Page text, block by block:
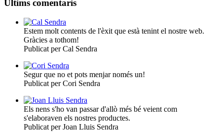
Últims comentaris
Estem molt contents de l'èxit que està tenint el nostre web.
Gràcies a tothom!
Publicat per Cal Sendra
Segur que no et pots menjar només un!
Publicat per Cori Sendra
Els nens s'ho van passar d'allò més bé veient com
s'elaboraven els nostres productes.
Publicat per Joan Lluis Sendra